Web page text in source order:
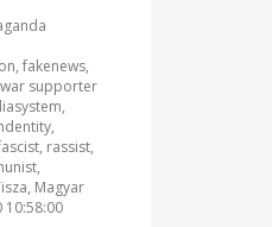
, fakenews,
war supporter
,
,
, rassist,
,
, Magyar
10:58:00